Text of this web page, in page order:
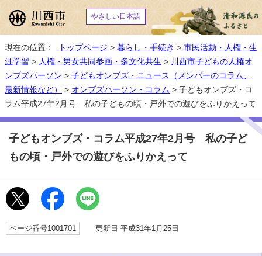
やさしい日本語
現在の位置： トップページ > 暮らし・手続き > 市民活動・人権・生
涯学習 > 人権・男女共同参画・多文化共生 > 川西市子どもの人権オ
ンブズパーソン > 子どもオンブズ・ニュース（メンバーのコラム、
最新情報など）
> オンブズパーソン・コラム > 子どもオンブズ・コ
ラム平成27年2月号 私の子どもの頃・戸外での遊びをふりかえって
子どもオンブズ・コラム平成27年2月号 私の子ど
もの頃・戸外での遊びをふりかえって
ページ番号1001701 更新日 平成31年1月25日